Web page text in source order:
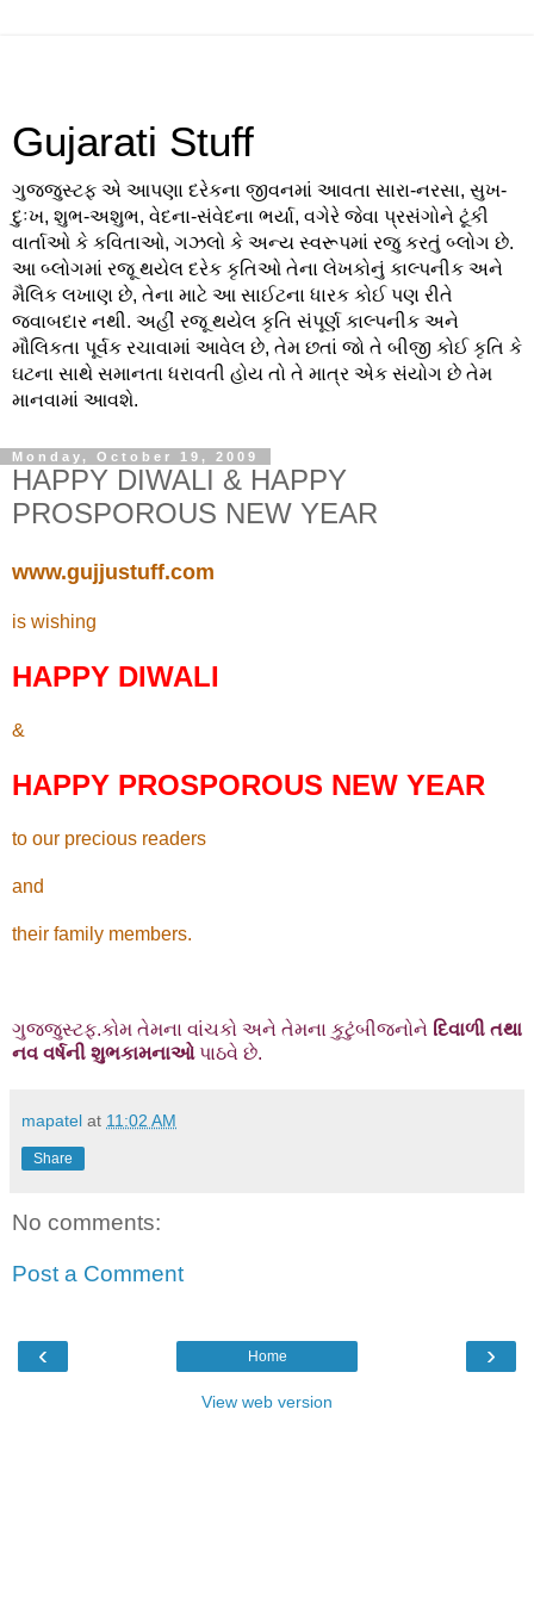
Gujarati Stuff
ગુજજુસ્ટફ એ આપણા દરેકના જીવનમાં આવતા સારા-નરસા, સુખ-
દુઃખ, શુભ-અશુભ, વેદના-સંવેદના ભર્યા, વગેરે જેવા પ્રસંગોને ટૂંકી
વાર્તાઓ કે કવિતાઓ, ગઝલો કે અન્ય સ્વરૂપમાં રજુ કરતું બ્લોગ છે.
આ બ્લોગમાં રજૂ થયેલ દરેક કૃતિઓ તેના લેખકોનું કાલ્પનીક અને
મૈલિક લખાણ છે, તેના માટે આ સાઈટના ધારક કોઈ પણ રીતે
જવાબદાર નથી. અહીં રજૂ થયેલ કૃતિ સંપૂર્ણ કાલ્પનીક અને
મૌલિકતા પૂર્વક રચાવામાં આવેલ છે, તેમ છતાં જો તે બીજી કોઈ કૃતિ કે
ઘટના સાથે સમાનતા ધરાવતી હોય તો તે માત્ર એક સંયોગ છે તેમ
માનવામાં આવશે.
Monday, October 19, 2009
HAPPY DIWALI & HAPPY
PROSPOROUS NEW YEAR
www.gujjustuff.com
is wishing
HAPPY DIWALI
&
HAPPY PROSPOROUS NEW YEAR
to our precious readers
and
their family members.
ગુજ્જુસ્ટફ.કોમ તેમના વાંચકો અને તેમના કુટુંબીજનોને દિવાળી તથા
નવ વર્ષની શુભકામનાઓપાઠવે છે.
mapatel at 11:02 AM
Share
No comments:
Post a Comment
‹ ›
Home
View web version